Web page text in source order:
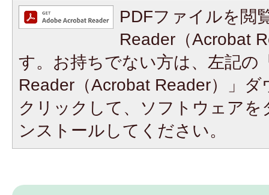
PDFファイルを閲
Reader（Acrobat
す。お持ちでない方は、左記の
Reader（Acrobat Reader）」
クリックして、ソフトウェア
ンストールしてください。